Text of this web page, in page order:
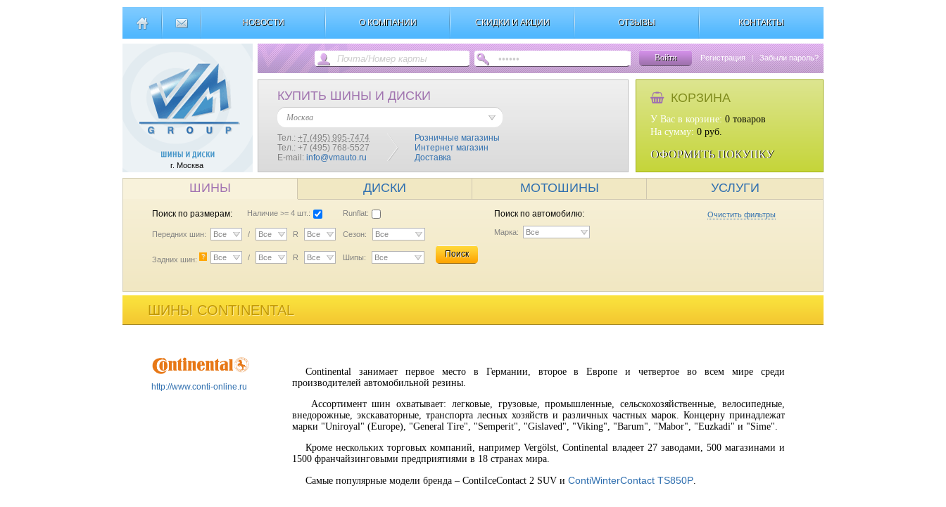
НОВОСТИ О КОМПАНИИ СКИДКИ И АКЦИИ ОТЗЫВЫ КОНТАКТЫ
г. Москва
Войти Регистрация | Забыли пароль?
КУПИТЬ ШИНЫ И ДИСКИ
Москва
Тел.: +7 (495) 995-7474
Тел.: +7 (495) 768-5527
E-mail: info@vmauto.ru
Розничные магазины
Интернет магазин
Доставка
КОРЗИНА
У Вас в корзине: 0 товаров
На сумму: 0 руб.
ОФОРМИТЬ ПОКУПКУ
ШИНЫ ДИСКИ МОТОШИНЫ УСЛУГИ
Поиск по размерам: Наличие >= 4 шт.: Runflat:
Передних шин: Все / Все R Все Сезон: Все
Задних шин: ? Все / Все R Все Шипы: Все Поиск
Поиск по автомобилю: Очистить фильтры
Марка: Все
ШИНЫ CONTINENTAL
http://www.conti-online.ru
Continental занимает первое место в Германии, второе в Европе и четвертое во всем мире среди
производителей автомобильной резины.
Ассортимент шин охватывает: легковые, грузовые, промышленные, сельскохозяйственные, велосипедные,
внедорожные, экскаваторные, транспорта лесных хозяйств и различных частных марок. Концерну принадлежат
марки "Uniroyal" (Europe), "General Tire", "Semperit", "Gislaved", "Viking", "Barum", "Mabor", "Euzkadi" и "Sime".
Кроме нескольких торговых компаний, например Vergölst, Continental владеет 27 заводами, 500 магазинами и
1500 франчайзинговыми предприятиями в 18 странах мира.
Самые популярные модели бренда – ContiIceContact 2 SUV и ContiWinterContact TS850P.